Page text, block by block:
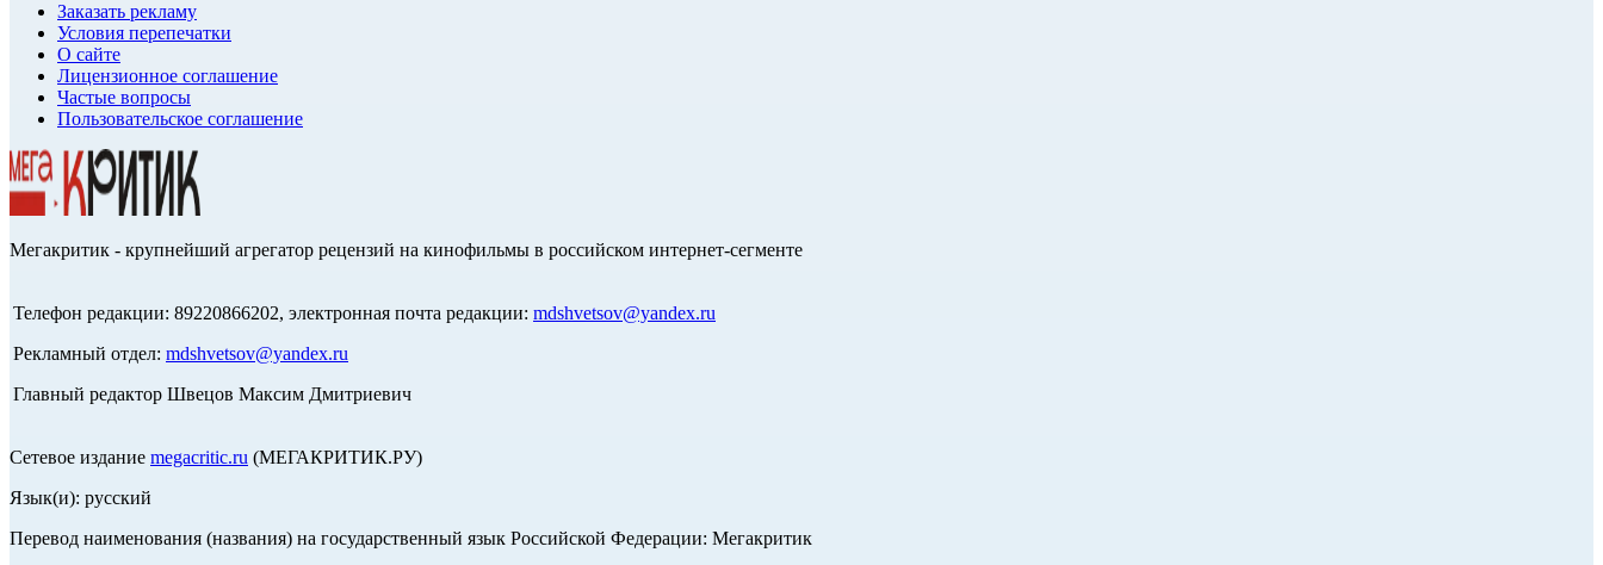
Заказать рекламу
Условия перепечатки
О сайте
Лицензионное соглашение
Частые вопросы
Пользовательское соглашение
Мегакритик - крупнейший агрегатор рецензий на кинофильмы в российском интернет-сегменте
Телефон редакции: 89220866202, электронная почта редакции: mdshvetsov@yandex.ru
Рекламный отдел: mdshvetsov@yandex.ru
Главный редактор Швецов Максим Дмитриевич
Сетевое издание megacritic.ru (МЕГАКРИТИК.РУ)
Язык(и): русский
Перевод наименования (названия) на государственный язык Российской Федерации: Мегакритик